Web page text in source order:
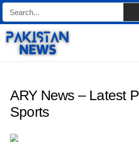
Skip
to
content
Search
ARY News – Latest
Sports